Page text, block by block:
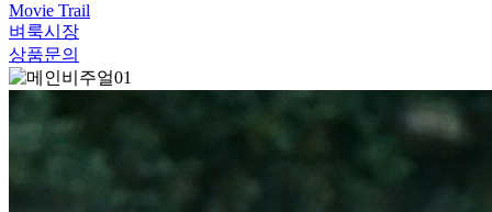
Movie Trail
벼룩시장
상품문의